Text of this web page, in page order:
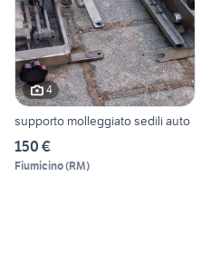
4
supporto molleggiato sedili auto
150 €
Fiumicino(RM)